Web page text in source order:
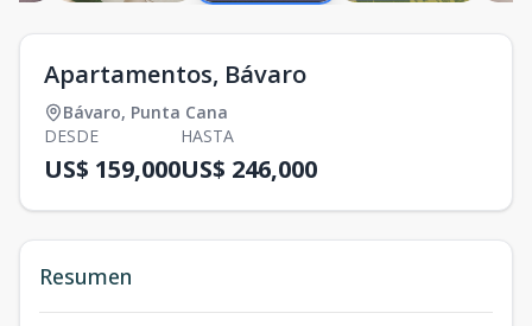
Apartamentos, Bávaro
Bávaro, Punta Cana
DESDE
US$ 159,000
HASTA
US$ 246,000
Resumen